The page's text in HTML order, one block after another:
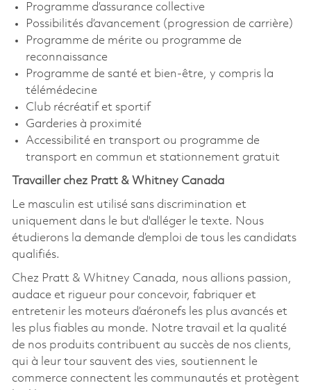
Programme d’assurance collective
Possibilités d’avancement (progression de carrière)
Programme de mérite ou programme de
reconnaissance
Programme de santé et bien-être, y compris la
télémédecine
Club récréatif et sportif
Garderies à proximité
Accessibilité en transport ou programme de
transport en commun et stationnement gratuit
Travailler chez Pratt & Whitney Canada
Le masculin est utilisé sans discrimination et
uniquement dans le but d'alléger le texte. Nous
étudierons la demande d’emploi de tous les candidats
qualifiés.
Chez Pratt & Whitney Canada, nous allions passion,
audace et rigueur pour concevoir, fabriquer et
entretenir les moteurs d’aéronefs les plus avancés et
les plus fiables au monde. Notre travail et la qualité
de nos produits contribuent au succès de nos clients,
qui à leur tour sauvent des vies, soutiennent le
commerce connectent les communautés et protègent